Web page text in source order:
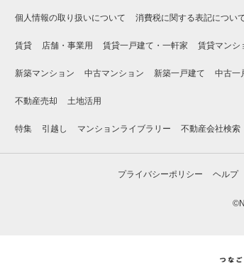
個人情報の取り扱いについて 消費税に関する表記につい
賃貸 店舗・事業用 賃貸一戸建て・一軒家 賃貸マンシ
新築マンション 中古マンション 新築一戸建て 中古一
不動産売却 土地活用
特集 引越し マンションライブラリー 不動産会社検索
プライバシーポリシー ヘルプ